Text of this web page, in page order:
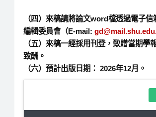
（四）來稿請將論文word檔透過電子信
編輯委員會（E-mail:
（五）來稿一經採用刊登，致贈當期學
致酬。
（六）預計出版日期： 2026年12月。